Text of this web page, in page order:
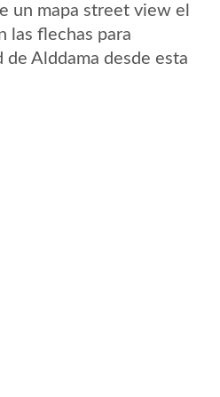
un mapa street view el
las flechas para
Alddama desde esta